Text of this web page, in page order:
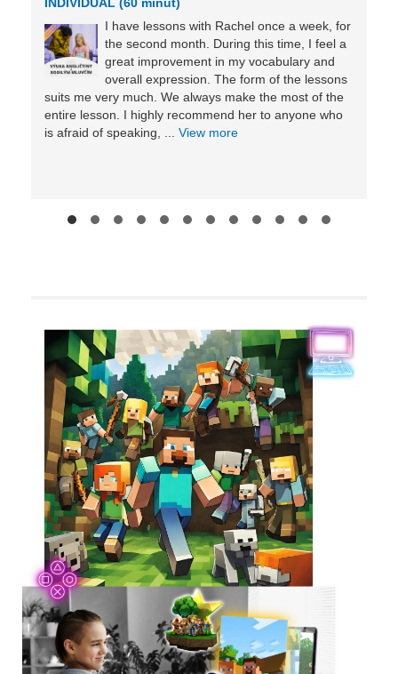
I have lessons with Rachel once a week, for
the second month. During this time, I feel a
great improvement in my vocabulary and
overall expression. The form of the lessons
suits me very much. We always make the most of the
entire lesson. I highly recommend her to anyone who
is afraid of speaking, ... View more